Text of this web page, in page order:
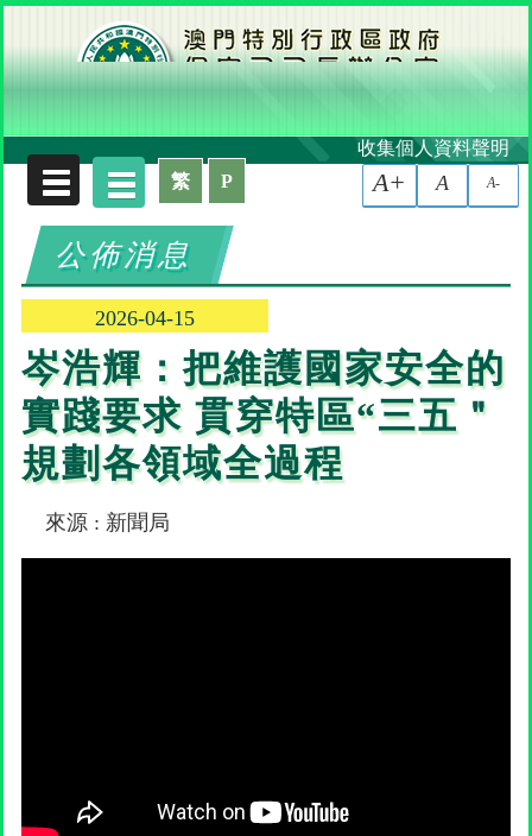
收集個人資料聲明
A-
A
A+
繁 P
公佈消息
2026-04-15
岑浩輝：把維護國家安全的
實踐要求 貫穿特區“三五＂
規劃各領域全過程
來源 : 新聞局